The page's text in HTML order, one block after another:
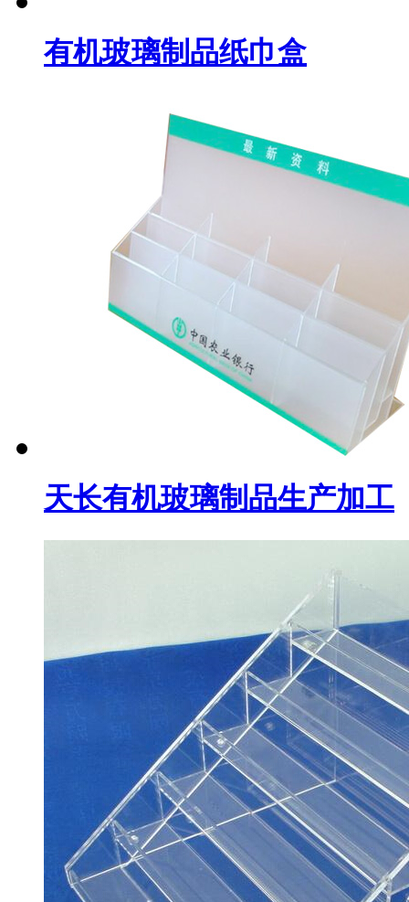
有机玻璃制品纸巾盒
天长有机玻璃制品生产加工